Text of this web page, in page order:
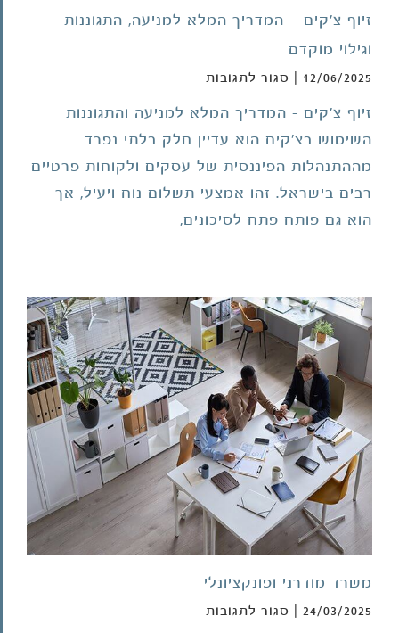
זיוף צ'קים – המדריך המלא למניעה, התגוננות
וגילוי מוקדם
12/06/2025 סגור לתגובותעל
צ'קים
–
המדריך
התגוננות
זיוף צ'קים - המדריך המלא למניעה והתגוננות
השימוש בצ'קים הוא עדיין חלק בלתי נפרד
מההתנהלות הפיננסית של עסקים ולקוחות פרטיים
רבים בישראל. זהו אמצעי תשלום נוח ויעיל, אך
הוא גם פותח פתח לסיכונים,
משרד מודרני ופונקציונלי
24/03/2025 סגור לתגובותעל